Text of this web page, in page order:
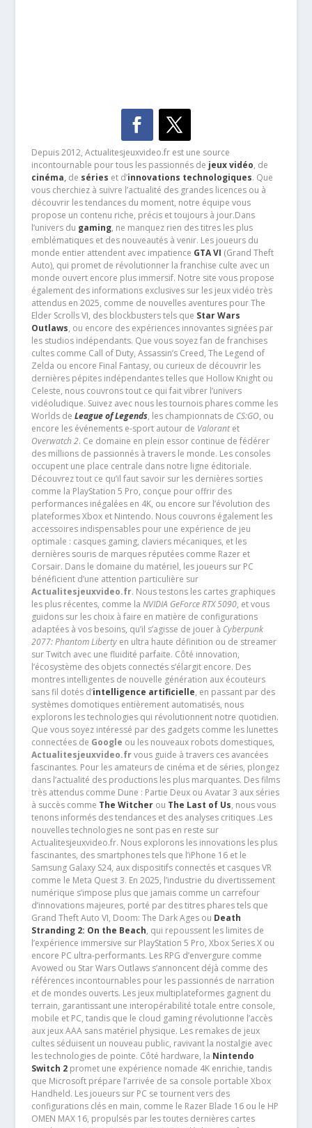
Depuis 2012, Actualitesjeuxvideo.fr est une source
incontournable pour tous les passionnés de jeux vidéo, de
cinéma,de séries et d’innovations technologiques. Que
vous cherchiez à suivre l’actualité des grandes licences ou à
découvrir les tendances du moment, notre équipe vous
propose un contenu riche, précis et toujours à jour.Dans
l’univers du gaming, ne manquez rien des titres les plus
emblématiques et des nouveautés à venir. Les joueurs du
monde entier attendent avec impatience GTA VI (Grand Theft
Auto), qui promet de révolutionner la franchise culte avec un
monde ouvert encore plus immersif. Notre site vous propose
également des informations exclusives sur les jeux vidéo très
attendus en 2025, comme de nouvelles aventures pour The
Elder Scrolls VI, des blockbusters tels que Star Wars
Outlaws, ou encore des expériences innovantes signées par
les studios indépendants. Que vous soyez fan de franchises
cultes comme Call of Duty, Assassin’s Creed, The Legend of
Zelda ou encore Final Fantasy, ou curieux de découvrir les
dernières pépites indépendantes telles que Hollow Knight ou
Celeste, nous couvrons tout ce qui fait vibrer l’univers
vidéoludique. Suivez avec nous les tournois phares comme les
Worlds de League of Legends, les championnats de CS:GO, ou
encore les événements e-sport autour de Valorantet
Overwatch 2. Ce domaine en plein essor continue de fédérer
des millions de passionnés à travers le monde. Les consoles
occupent une place centrale dans notre ligne éditoriale.
Découvrez tout ce qu’il faut savoir sur les dernières sorties
comme la PlayStation 5 Pro, conçue pour offrir des
performances inégalées en 4K, ou encore sur l’évolution des
plateformes Xbox et Nintendo. Nous couvrons également les
accessoires indispensables pour une expérience de jeu
optimale : casques gaming, claviers mécaniques, et les
dernières souris de marques réputées comme Razer et
Corsair. Dans le domaine du matériel, les joueurs sur PC
bénéficient d’une attention particulière sur
Actualitesjeuxvideo.fr. Nous testons les cartes graphiques
les plus récentes, comme la NVIDIA GeForce RTX 5090, et vous
guidons sur les choix à faire en matière de configurations
adaptées à vos besoins, qu’il s’agisse de jouer à Cyberpunk
2077: Phantom Libertyen ultra haute définition ou de streamer
sur Twitch avec une fluidité parfaite. Côté innovation,
l’écosystème des objets connectés s’élargit encore. Des
montres intelligentes de nouvelle génération aux écouteurs
sans fil dotés d’intelligence artificielle, en passant par des
systèmes domotiques entièrement automatisés, nous
explorons les technologies qui révolutionnent notre quotidien.
Que vous soyez intéressé par des gadgets comme les lunettes
connectées de Google ou les nouveaux robots domestiques,
Actualitesjeuxvideo.frvous guide à travers ces avancées
fascinantes. Pour les amateurs de cinéma et de séries, plongez
dans l’actualité des productions les plus marquantes. Des films
très attendus comme Dune : Partie Deux ou Avatar 3 aux séries
à succès comme The Witcherou The Last of Us, nous vous
tenons informés des tendances et des analyses critiques .Les
nouvelles technologies ne sont pas en reste sur
Actualitesjeuxvideo.fr. Nous explorons les innovations les plus
fascinantes, des smartphones tels que l’iPhone 16 et le
Samsung Galaxy S24, aux dispositifs connectés et casques VR
comme le Meta Quest 3. En 2025, l’industrie du divertissement
numérique s’impose plus que jamais comme un carrefour
d’innovations majeures, porté par des titres phares tels que
Grand Theft Auto VI, Doom: The Dark Ages ou Death
Stranding 2: On the Beach, qui repoussent les limites de
l’expérience immersive sur PlayStation 5 Pro, Xbox Series X ou
encore PC ultra-performants. Les RPG d’envergure comme
Avowed ou Star Wars Outlaws s’annoncent déjà comme des
références incontournables pour les passionnés de narration
et de mondes ouverts. Les jeux multiplateformes gagnent du
terrain, garantissant une interopérabilité totale entre console,
mobile et PC, tandis que le cloud gaming révolutionne l’accès
aux jeux AAA sans matériel physique. Les remakes de jeux
cultes séduisent un nouveau public, ravivant la nostalgie avec
les technologies de pointe. Côté hardware, la Nintendo
Switch 2promet une expérience nomade 4K enrichie, tandis
que Microsoft prépare l’arrivée de sa console portable Xbox
Handheld. Les joueurs sur PC se tournent vers des
configurations clés en main, comme le Razer Blade 16 ou le HP
OMEN MAX 16, propulsés par les toutes dernières cartes